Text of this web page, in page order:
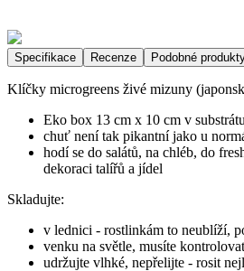
Specifikace Recenze Podobné
Klíčky microgreens živé mizuny
Eko box 13 cm x 10 cm v substrátu
chuť není tak pikantní jako u
hodí se do salátů, na chléb, do
dekoraci talířů a jídel
Skladujte:
v lednici - rostlinkám to neublíží,
venku na světle, musíte
udržujte vlhké, nepřelijte - rosit